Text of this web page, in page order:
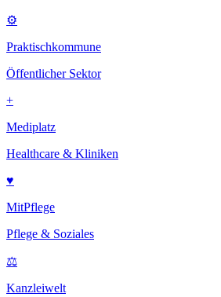
⚙
Praktischkommune
Öffentlicher Sektor
+
Mediplatz
Healthcare & Kliniken
♥
MitPflege
Pflege & Soziales
⚖
Kanzleiwelt